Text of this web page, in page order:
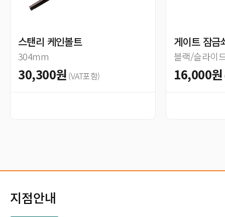
스탠리 케인볼트
304mm
30,300원 (VAT포함)
게이트 잠
블랙/슬라이
16,000원
지점안내